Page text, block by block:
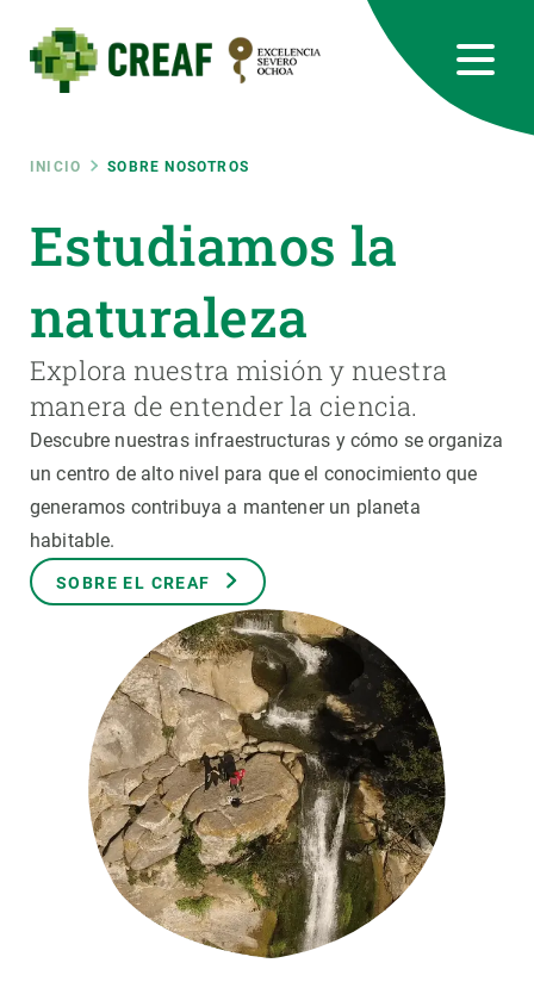
contenido
principal
Ruta
de
navegación
INICIO SOBRE NOSOTROS
Estudiamos la
naturaleza
Explora nuestra misión y nuestra
manera de entender la ciencia.
Descubre nuestras infraestructuras y cómo se organiza
un centro de alto nivel para que el conocimiento que
generamos contribuya a mantener un planeta
habitable.
SOBRE EL CREAF
RRSS
Featured
responsive
INTRANET
Responsive
menu
SOBRE NOSOTROS
INVESTIGACIÓN
CIENCIA EN ACCIÓN
ÚNETE A NOSOTROS
PARTICIPA
NOTICIAS Y AGENDA